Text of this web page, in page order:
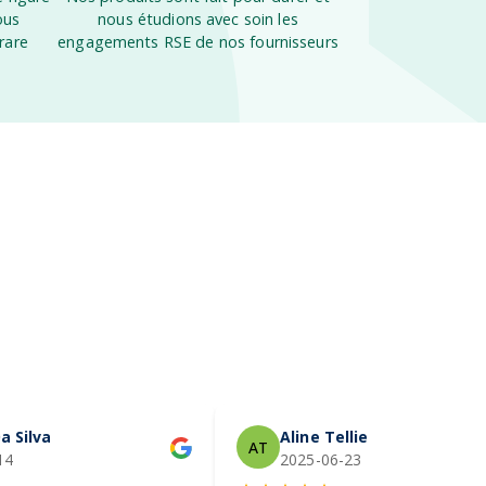
nous étudions avec soin les
engagements RSE de nos fournisseurs
Silva
AT
Aline Tellier
2025-06-23